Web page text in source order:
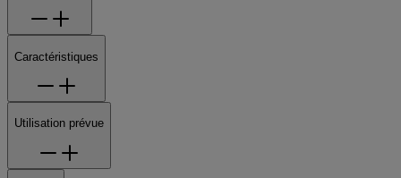
Caractéristiques
Utilisation prévue